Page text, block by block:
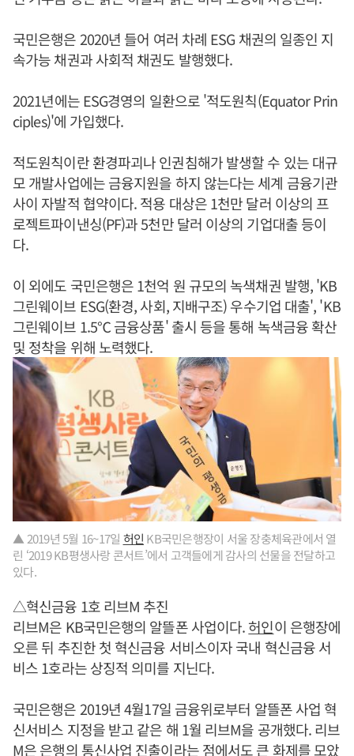
국민은행은 2020년 들어 여러 차례 ESG 채권의 일종인 지
속가능 채권과 사회적 채권도 발행했다.
2021년에는 ESG경영의 일환으로 '적도원칙(Equator Prin
ciples)'에 가입했다.
적도원칙이란 환경파괴나 인권침해가 발생할 수 있는 대규
모 개발사업에는 금융지원을 하지 않는다는 세계 금융기관
사이 자발적 협약이다. 적용 대상은 1천만 달러 이상의 프
로젝트파이낸싱(PF)과 5천만 달러 이상의 기업대출 등이
다.
이 외에도 국민은행은 1천억 원 규모의 녹색채권 발행, 'KB
그린웨이브 ESG(환경, 사회, 지배구조) 우수기업 대출', 'KB
그린웨이브 1.5℃ 금융상품' 출시 등을 통해 녹색금융 확산
및 정착을 위해 노력했다.
▲ 2019년 5월 16~17일 허인 KB국민은행장이 서울 장충체육관에서 열
린 ‘2019 KB평생사랑 콘서트’에서 고객들에게 감사의 선물을 전달하고
있다.
△혁신금융 1호 리브M 추진
리브M은 KB국민은행의 알뜰폰 사업이다.허인이 은행장에
오른 뒤 추진한 첫 혁신금융 서비스이자 국내 혁신금융 서
비스 1호라는 상징적 의미를 지닌다.
국민은행은 2019년 4월17일 금융위로부터 알뜰폰 사업 혁
신서비스 지정을 받고 같은 해 1월 리브M을 공개했다. 리브
M은 은행의 통신사업 진출이라는 점에서도 큰 화제를 모았